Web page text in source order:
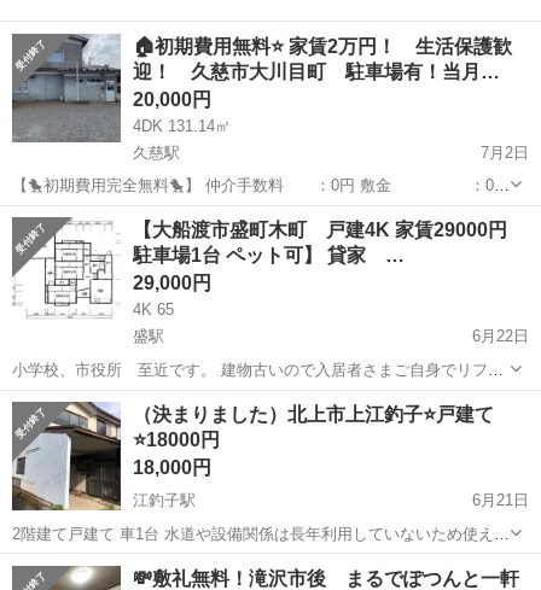
🏠初期費用無料⭐ 家賃2万円！ 生活保護歓
迎！ 久慈市大川目町 駐車場有！当月…
20,000円
4DK 131.14㎡
久慈駅
7月2日
【🐤初期費用完全無料🐤】 仲介手数料 ：0円 敷金 ：0円
礼金 ：0円 日割り家賃 ：0円(当月末まで家賃無料) －－
－－－－－－－－－－－－ 計 ：0円 家賃20,000円...
岩手 久慈市 久慈駅 一戸建て 初期
【大船渡市盛町木町 戸建4K 家賃29000円
駐車場1台 ペット可】 貸家 …
29,000円
4K 65
盛駅
6月22日
小学校、市役所 至近です。 建物古いので入居者さまご自身でリフォ
ームしていただくことが前提となります。DIYしたい方におすすめで
す！ 店舗 倉庫利用可、ペット可、寮利用、詳細条件等 何でもご相談
下さい。 上...
岩手 大船渡市 盛駅 一戸建て 貸家
（決まりました）北上市上江釣子⭐️戸建て
⭐️18000円
18,000円
江釣子駅
6月21日
2階建て戸建て 車1台 水道や設備関係は長年利用していないため使えな
いと思います。 大工さんなど修繕できる方でしたらいいと思います。
岩手 北上市 江釣子駅 一戸建て 戸建て
💸敷礼無料！滝沢市後 まるでぽつんと一軒